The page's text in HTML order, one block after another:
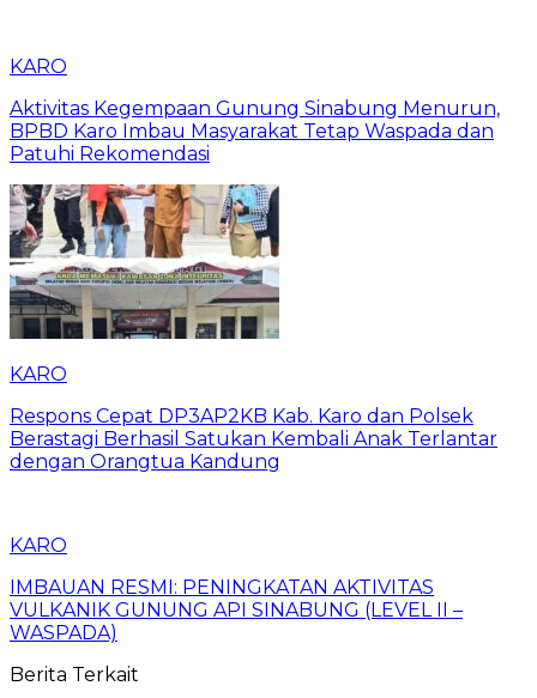
KARO
Aktivitas Kegempaan Gunung Sinabung Menurun,
BPBD Karo Imbau Masyarakat Tetap Waspada dan
Patuhi Rekomendasi
KARO
Respons Cepat DP3AP2KB Kab. Karo dan Polsek
Berastagi Berhasil Satukan Kembali Anak Terlantar
dengan Orangtua Kandung
KARO
IMBAUAN RESMI: PENINGKATAN AKTIVITAS
VULKANIK GUNUNG API SINABUNG (LEVEL II –
WASPADA)
Berita Terkait